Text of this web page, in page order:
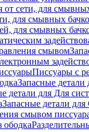
от сети, для
для смывных
для смывных
смывом
Писсуары с
Запасные
детали для Для
Запасные детали
смывом
ободка